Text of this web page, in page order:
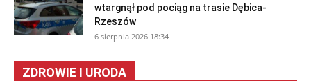
wtargnął pod pociąg na trasie Dębica-
Rzeszów
6 sierpnia 2026 18:34
ZDROWIE I URODA